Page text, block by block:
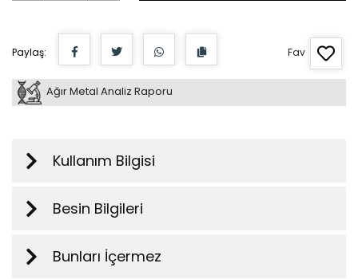
Paylaş: Fav
Ağır Metal Analiz Raporu
Kullanım Bilgisi
Besin Bilgileri
Bunları İçermez